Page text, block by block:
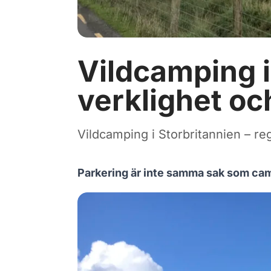
Vildcamping
verklighet
Vildcamping i Storbritannien –
Parkering är inte samma sak som